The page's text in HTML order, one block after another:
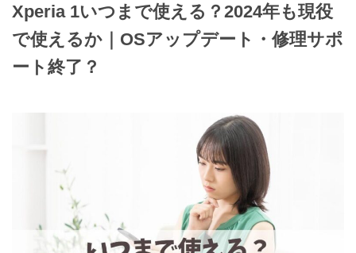
Xperia 1いつまで使える？2024年も現役
で使えるか｜OSアップデート・修理サポ
ート終了？